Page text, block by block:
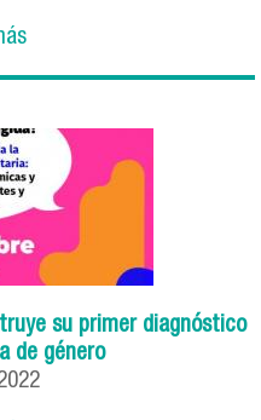
su primer diagnóstico
de género